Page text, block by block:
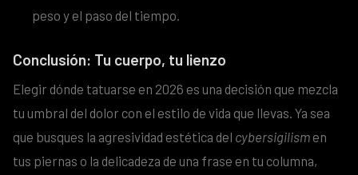
peso y el paso del tiempo.
Conclusión: Tu cuerpo, tu lienzo
Elegir dónde tatuarse en 2026 es una decisión que mezcla
tu umbral del dolor con el estilo de vida que llevas. Ya sea
que busques la agresividad estética del cybersigilism en
tus piernas o la delicadeza de una frase en tu columna,